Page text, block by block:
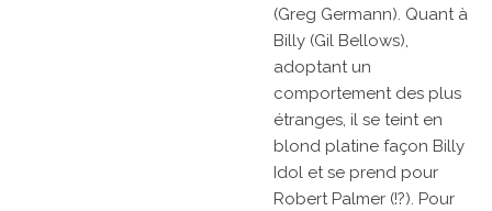
(Greg Germann). Quant à
Billy (Gil Bellows),
adoptant un
comportement des plus
étranges, il se teint en
blond platine façon Billy
Idol et se prend pour
Robert Palmer (!?). Pour